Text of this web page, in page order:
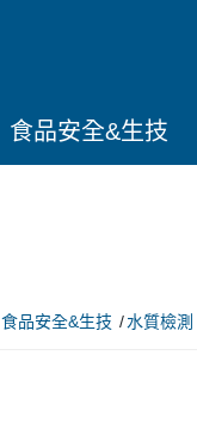
食品安全&生技
食品安全&生技 水質檢測